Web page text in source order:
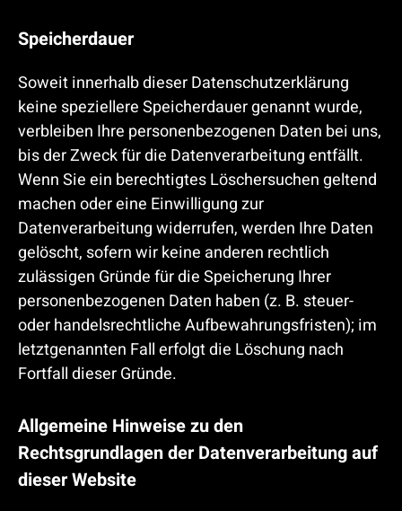
Speicherdauer
Soweit innerhalb dieser Datenschutzerklärung
keine speziellere Speicherdauer genannt wurde,
verbleiben Ihre personenbezogenen Daten bei uns,
bis der Zweck für die Datenverarbeitung entfällt.
Wenn Sie ein berechtigtes Löschersuchen geltend
machen oder eine Einwilligung zur
Datenverarbeitung widerrufen, werden Ihre Daten
gelöscht, sofern wir keine anderen rechtlich
zulässigen Gründe für die Speicherung Ihrer
personenbezogenen Daten haben (z. B. steuer-
oder handelsrechtliche Aufbewahrungsfristen); im
letztgenannten Fall erfolgt die Löschung nach
Fortfall dieser Gründe.
Allgemeine Hinweise zu den
Rechtsgrundlagen der Datenverarbeitung auf
dieser Website